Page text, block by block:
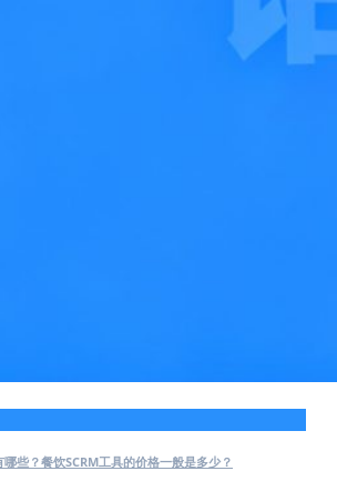
些？餐饮SCRM工具的价格一般是多少？